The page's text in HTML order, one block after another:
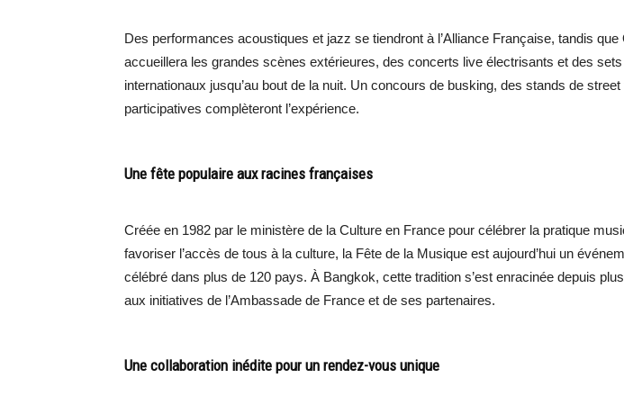
Des performances acoustiques et jazz se tiendront à l’Alliance Française, tandis que
accueillera les grandes scènes extérieures, des concerts live électrisants et des
internationaux jusqu’au bout de la nuit. Un concours de busking, des stands de
participatives complèteront l’expérience.
Une fête populaire aux racines françaises
Créée en 1982 par le ministère de la Culture en France pour célébrer la pratique
favoriser l’accès de tous à la culture, la Fête de la Musique est aujourd’hui un
célébré dans plus de 120 pays. À Bangkok, cette tradition s’est enracinée depuis
aux initiatives de l’Ambassade de France et de ses partenaires.
Une collaboration inédite pour un rendez-vous unique